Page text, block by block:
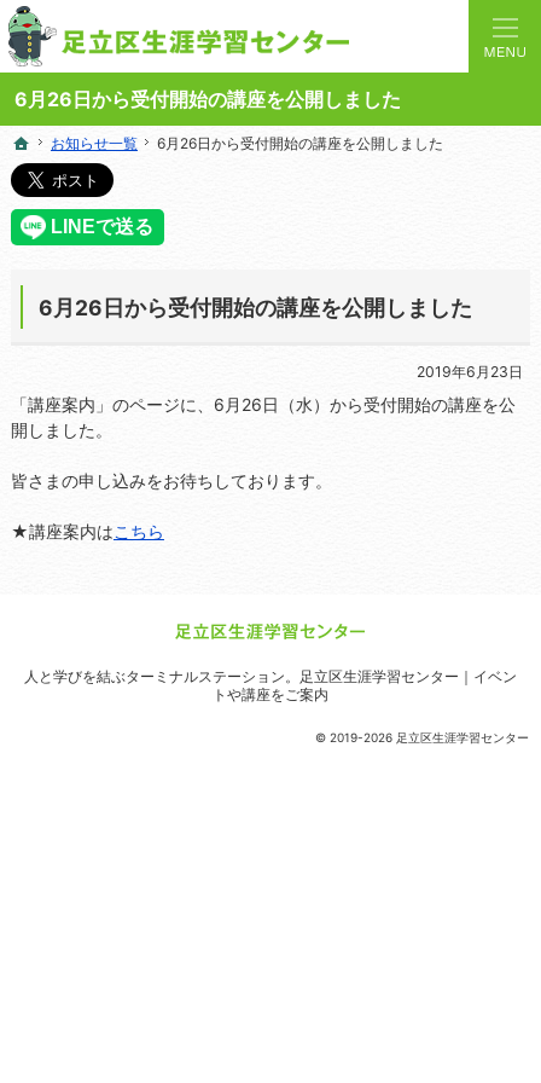
6月26日から受付開始の講座を公開しました
人と学びを結ぶターミナルステーション。地域の講座や施設をご案内しています。
足立区生涯学習センターの総合案内サイト
ホーム
お知らせ一覧 6月26日から受付開始の講座を公開しました
6月26日から受付開始の講座を公開しました
2019年6月23日
「講座案内」のページに、6月26日（水）から受付開始の講座を公
開しました。
皆さまの申し込みをお待ちしております。
★講座案内はこちら
ホーム
お知らせ一覧 6月26日から受付開始の講座を公開しました
© 2019-2026 足立区生涯学習センター
人と学びを結ぶターミナルステーション。
足立区生涯学習センター｜イベン
トや講座をご案内